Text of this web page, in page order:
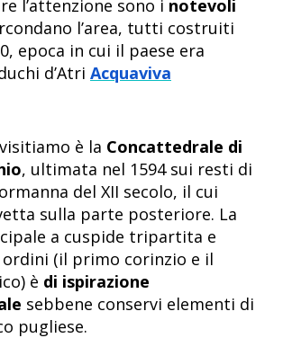
l’attenzione sono i notevoli
l’area, tutti costruiti
epoca in cui il paese era
d’Atri Acquaviva
è la Concattedrale di
, ultimata nel 1594 sui resti di
del XII secolo, il cui
sulla parte posteriore. La
a cuspide tripartita e
ordini (il primo corinzio e il
è di ispirazione
sebbene conservi elementi di
pugliese.